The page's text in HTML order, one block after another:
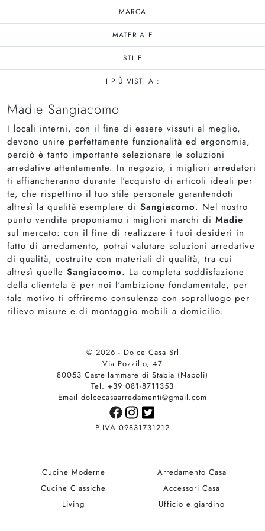
MARCA
MATERIALE
STILE
I PIÙ VISTI A :
Madie Sangiacomo
I locali interni, con il fine di essere vissuti al meglio,
devono unire perfettamente funzionalità ed ergonomia,
perciò è tanto importante selezionare le soluzioni
arredative attentamente. In negozio, i migliori arredatori
ti affiancheranno durante l'acquisto di articoli ideali per
te, che rispettino il tuo stile personale garantendoti
altresì la qualità esemplare di Sangiacomo. Nel nostro
punto vendita proponiamo i migliori marchi di Madie
sul mercato: con il fine di realizzare i tuoi desideri in
fatto di arredamento, potrai valutare soluzioni arredative
di qualità, costruite con materiali di qualità, tra cui
altresì quelle Sangiacomo. La completa soddisfazione
della clientela è per noi l'ambizione fondamentale, per
tale motivo ti offriremo consulenza con sopralluogo per
rilievo misure e di montaggio mobili a domicilio.
© 2026 - Dolce Casa Srl
Via Pozzillo, 47
80053 Castellammare di Stabia (Napoli)
Tel. +39 081-8711353
Email dolcecasaarredamenti@gmail.com
P.IVA 09831731212
Cucine Moderne
Cucine Classiche
Living
Arredamento Casa
Accessori Casa
Ufficio e giardino